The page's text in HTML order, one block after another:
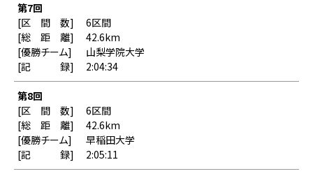
第7回
6区間
42.6km
山梨学院大学
2:04:34
第8回
6区間
42.6km
早稲田大学
2:05:11